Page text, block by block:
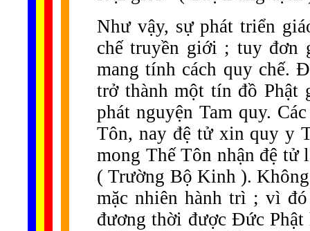
Như vậy, sự phát triển
chế truyền giới ; tuy đơn
mang tính cách quy chế.
trở thành một tín đồ Phật
phát nguyện Tam quy.
Tôn, nay đệ tử xin quy y
mong Thế Tôn nhận đệ
( Trường Bộ Kinh ).
mặc nhiên hành trì ; vì
đương thời được Đức Phật